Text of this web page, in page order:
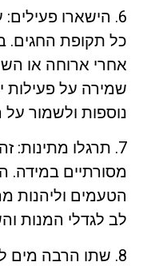
6. הישארו
כל תקופת החגים.
אחרי ארוחה או
שמירה על פעילות
נוספות ולשמור
7. תרגלו מתינות:
מסורתיים
הטעמים וליהנות
לב לגדלי המנות
8. שתו הרבה מים